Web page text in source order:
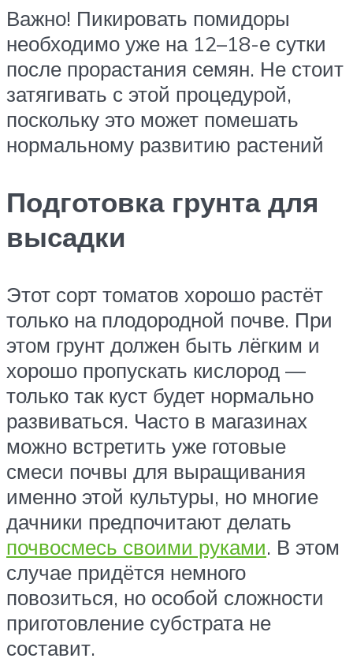
Важно! Пикировать помидоры
необходимо уже на 12–18-е сутки
после прорастания семян. Не стоит
затягивать с этой процедурой,
поскольку это может помешать
нормальному развитию растений
Подготовка грунта для
высадки
Этот сорт томатов хорошо растёт
только на плодородной почве. При
этом грунт должен быть лёгким и
хорошо пропускать кислород —
только так куст будет нормально
развиваться. Часто в магазинах
можно встретить уже готовые
смеси почвы для выращивания
именно этой культуры, но многие
дачники предпочитают делать
почвосмесь своими руками. В этом
случае придётся немного
повозиться, но особой сложности
приготовление субстрата не
составит.